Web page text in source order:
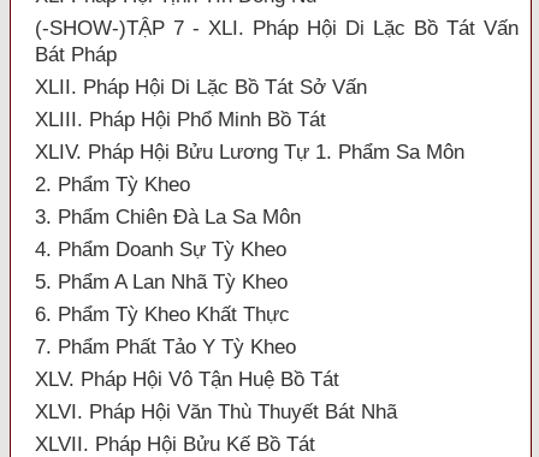
(-SHOW-)TẬP 7 - XLI. Pháp Hội Di Lặc Bồ Tát Vấn
Bát Pháp
XLII. Pháp Hội Di Lặc Bồ Tát Sở Vấn
XLIII. Pháp Hội Phổ Minh Bồ Tát
XLIV. Pháp Hội Bửu Lương Tự 1. Phẩm Sa Môn
2. Phẩm Tỳ Kheo
3. Phẩm Chiên Đà La Sa Môn
4. Phẩm Doanh Sự Tỳ Kheo
5. Phẩm A Lan Nhã Tỳ Kheo
6. Phẩm Tỳ Kheo Khất Thực
7. Phẩm Phất Tảo Y Tỳ Kheo
XLV. Pháp Hội Vô Tận Huệ Bồ Tát
XLVI. Pháp Hội Văn Thù Thuyết Bát Nhã
XLVII. Pháp Hội Bửu Kế Bồ Tát